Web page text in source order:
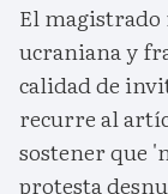
El magistrado
ucraniana y
calidad de
recurre al
sostener que
protesta